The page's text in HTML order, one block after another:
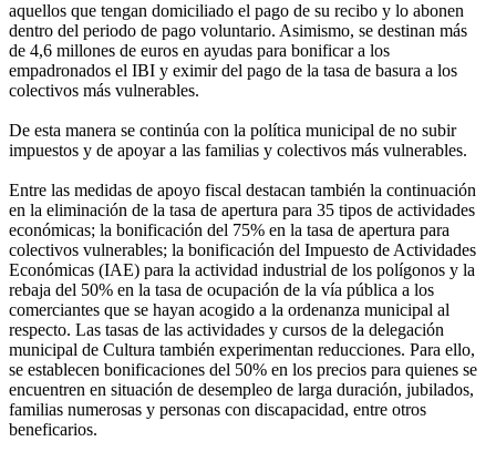
aquellos que tengan domiciliado el pago de su recibo y lo abonen
dentro del periodo de pago voluntario. Asimismo, se destinan más
de 4,6 millones de euros en ayudas para bonificar a los
empadronados el IBI y eximir del pago de la tasa de basura a los
colectivos más vulnerables.
De esta manera se continúa con la política municipal de no subir
impuestos y de apoyar a las familias y colectivos más vulnerables.
Entre las medidas de apoyo fiscal destacan también la continuación
en la eliminación de la tasa de apertura para 35 tipos de actividades
económicas; la bonificación del 75% en la tasa de apertura para
colectivos vulnerables; la bonificación del Impuesto de Actividades
Económicas (IAE) para la actividad industrial de los polígonos y la
rebaja del 50% en la tasa de ocupación de la vía pública a los
comerciantes que se hayan acogido a la ordenanza municipal al
respecto. Las tasas de las actividades y cursos de la delegación
municipal de Cultura también experimentan reducciones. Para ello,
se establecen bonificaciones del 50% en los precios para quienes se
encuentren en situación de desempleo de larga duración, jubilados,
familias numerosas y personas con discapacidad, entre otros
beneficarios.